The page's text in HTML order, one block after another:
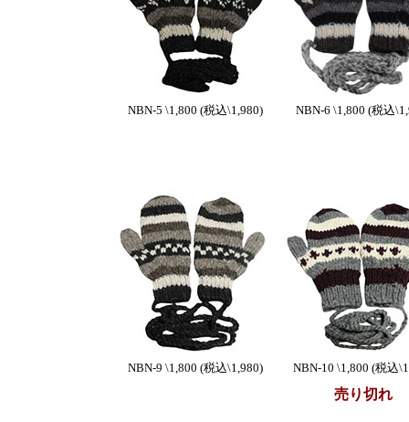
NBN-5 \1,800 (税込\1,980) NBN-6 \1,800 (税込
NBN-9 \1,800 (税込\1,980) NBN-10 \1,800 (税込
売り切れ